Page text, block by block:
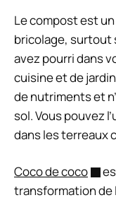
Le compost est
bricolage, surtout
avez pourri dans
cuisine et de
de nutriments et
sol. Vous pouvez
dans les terreaux
Coco de coco
transformation de